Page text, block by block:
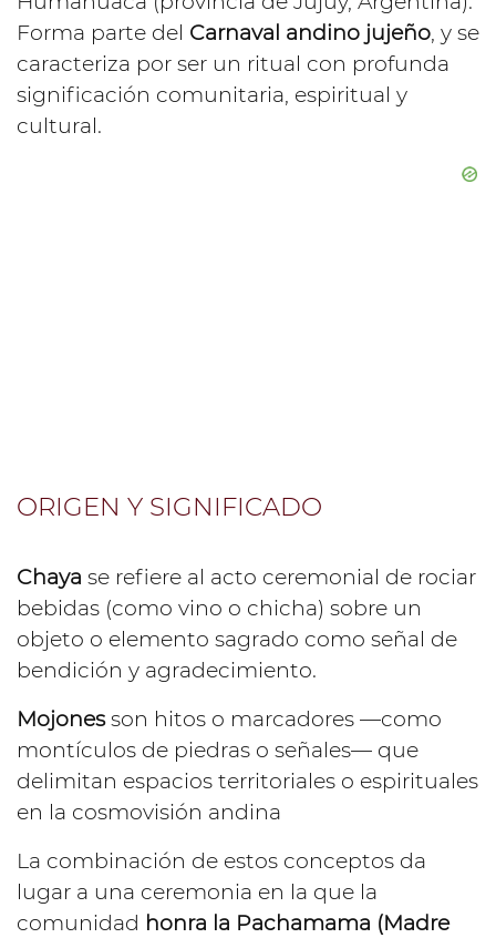
Forma parte del Carnaval andino jujeño, y se
caracteriza por ser un ritual con profunda
significación comunitaria, espiritual y
cultural.
ORIGEN Y SIGNIFICADO
Chaya se refiere al acto ceremonial de rociar
bebidas (como vino o chicha) sobre un
objeto o elemento sagrado como señal de
bendición y agradecimiento.
Mojonesson hitos o marcadores —como
montículos de piedras o señales— que
delimitan espacios territoriales o espirituales
en la cosmovisión andina
La combinación de estos conceptos da
lugar a una ceremonia en la que la
comunidad honra la Pachamama (Madre